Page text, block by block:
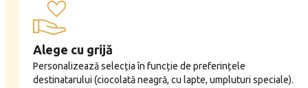
Alege cu grijă
Personalizează selecția în funcție de preferințele
destinatarului (ciocolată neagră, cu lapte, umpluturi speciale).